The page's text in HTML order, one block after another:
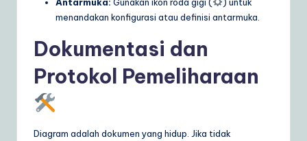
menandakan konfigurasi atau definisi antarmuka.
Dokumentasi dan
Protokol Pemeliharaan
Diagram adalah dokumen yang hidup. Jika tidak